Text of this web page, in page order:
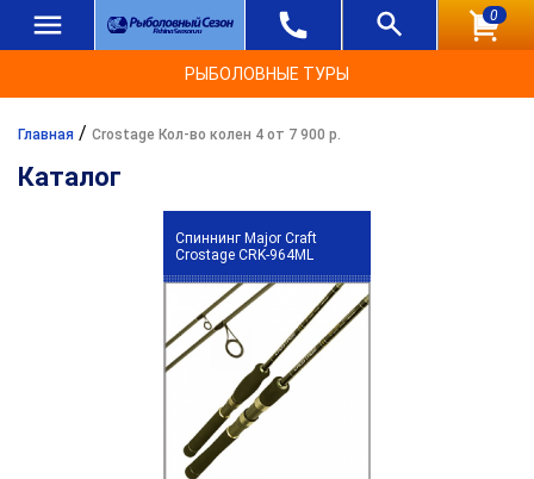
0
РЫБОЛОВНЫЕ ТУРЫ
Главная / Crostage Кол-во колен 4 от 7 900 р.
Каталог
Спиннинг Major Craft
Crostage CRK-964ML